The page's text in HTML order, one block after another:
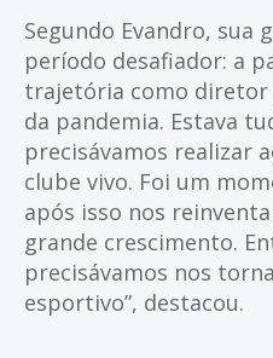
Segundo Evandro, sua
período desafiador: a
trajetória como diretor
da pandemia. Estava
precisávamos realizar
clube vivo. Foi um
após isso nos
grande crescimento.
precisávamos nos
esportivo”, destacou.